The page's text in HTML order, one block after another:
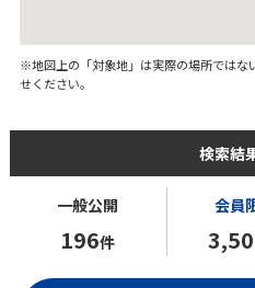
※地図上の「対象地」は実際の場所ではな
せください。
検索結
一般公開
196件
会員